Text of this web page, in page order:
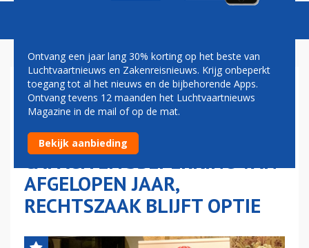
ANVR PRAAT NOG MET
SCHIPHOL OVER SCHADE
DOOR CHAOS EN
CAPACITEITSBEPERKING VAN
AFGELOPEN JAAR,
RECHTSZAAK BLIJFT OPTIE
Ontvang een jaar lang 30% korting op het beste van
Luchtvaartnieuws en Zakenreisnieuws. Krijg onbeperkt
toegang tot al het nieuws en de bijbehorende Apps.
Ontvang tevens 12 maanden het Luchtvaartnieuws
Magazine in de mail of op de mat.
Bekijk aanbieding